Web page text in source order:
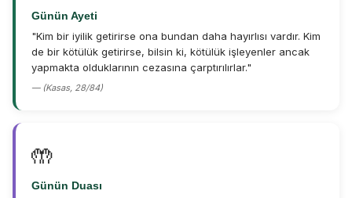
Günün Ayeti
"Kim bir iyilik getirirse ona bundan daha hayırlısı vardır. Kim
de bir kötülük getirirse, bilsin ki, kötülük işleyenler ancak
yapmakta olduklarının cezasına çarptırılırlar."
— (Kasas, 28/84)
🤲
Günün Duası